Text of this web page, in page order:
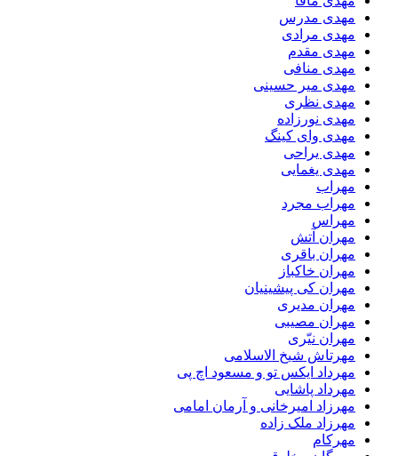
مهدی مدرس
مهدی مرادی
مهدی مقدم
مهدی منافی
مهدی میر حسینی
مهدی نظری
مهدی نورزاده
مهدی وای کینگ
مهدی یراحی
مهدی یغمایی
مهراب
مهراب مجرد
مهراس
مهران آتش
مهران باقری
مهران خاکباز
مهران کی پیشینیان
مهران مدیری
مهران مصیبی
مهران نیّری
مهرتاش شیخ الاسلامی
مهرداد ایکس تو و مسعود اچ پی
مهرداد پاشایی
مهرزاد امیرخانی و آرمان امامی
مهرزاد ملک زاده
مهرکام